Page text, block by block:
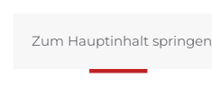
Zum Hauptinhalt springen